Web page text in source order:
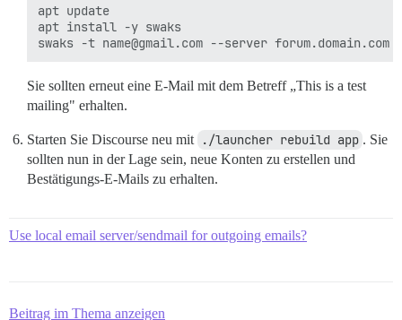
apt update
apt install -y swaks
Sie sollten erneut eine E-Mail mit dem Betreff „This is a test
mailing" erhalten.
Starten Sie Discourse neu mit ./launcher rebuild app . Sie
sollten nun in der Lage sein, neue Konten zu erstellen und
Bestätigungs-E-Mails zu erhalten.
Use local email server/sendmail for outgoing emails?
Beitrag im Thema anzeigen